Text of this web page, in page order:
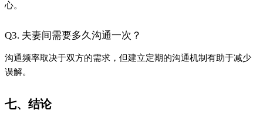
心。
Q3. 夫妻间需要多久沟通一次？
沟通频率取决于双方的需求，但建立定期的沟通机制有助于减少
误解。
七、结论